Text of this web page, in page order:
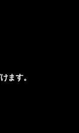
ます。